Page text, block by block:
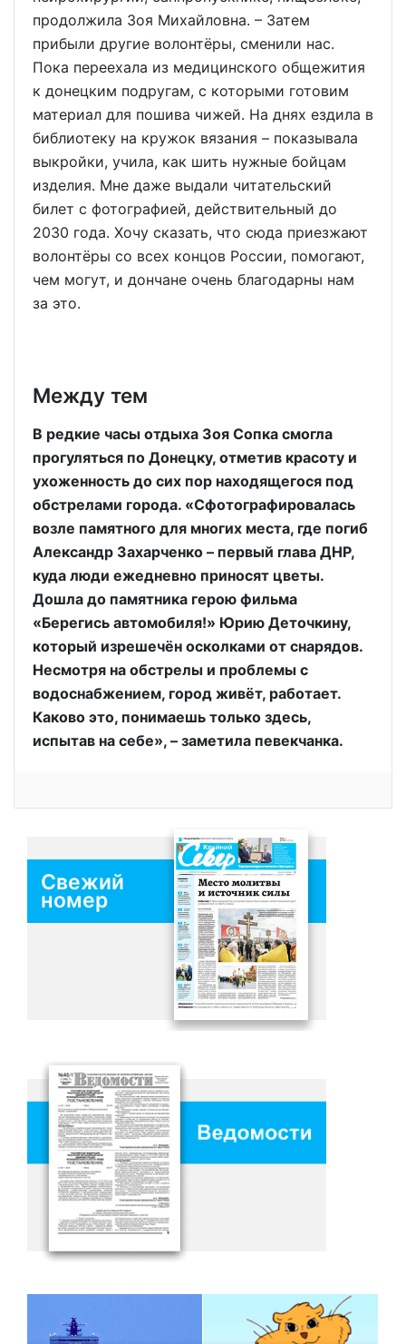
продолжила Зоя Михайловна. – Затем
прибыли другие волонтёры, сменили нас.
Пока переехала из медицинского общежития
к донецким подругам, с которыми готовим
материал для пошива чижей. На днях ездила в
библиотеку на кружок вязания – показывала
выкройки, учила, как шить нужные бойцам
изделия. Мне даже выдали читательский
билет с фотографией, действительный до
2030 года. Хочу сказать, что сюда приезжают
волонтёры со всех концов России, помогают,
чем могут, и дончане очень благодарны нам
за это.
Между тем
В редкие часы отдыха Зоя Сопка смогла
прогуляться по Донецку, отметив красоту и
ухоженность до сих пор находящегося под
обстрелами города. «Сфотографировалась
возле памятного для многих места, где погиб
Александр Захарченко – первый глава ДНР,
куда люди ежедневно приносят цветы.
Дошла до памятника герою фильма
«Берегись автомобиля!» Юрию Деточкину,
который изрешечён осколками от снарядов.
Несмотря на обстрелы и проблемы с
водоснабжением, город живёт, работает.
Каково это, понимаешь только здесь,
испытав на себе», – заметила певекчанка.
Свежий
номер